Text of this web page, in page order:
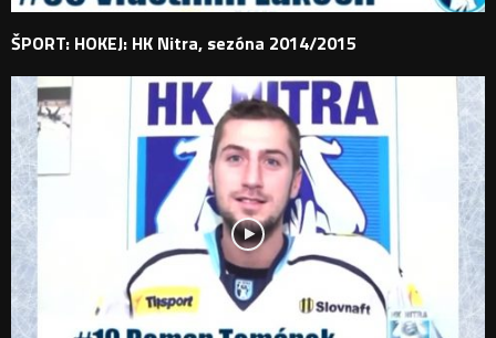
ŠPORT: HOKEJ: HK Nitra, sezóna 2014/2015